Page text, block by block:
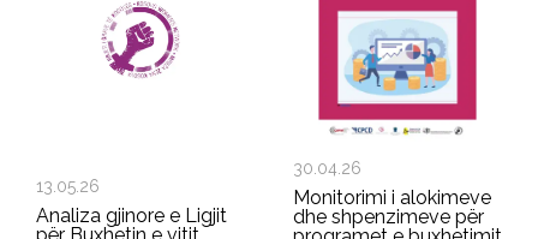
13.05.26
Analiza gjinore e Ligjit
30.04.26
Monitorimi i alokimeve
dhe shpenzimeve për